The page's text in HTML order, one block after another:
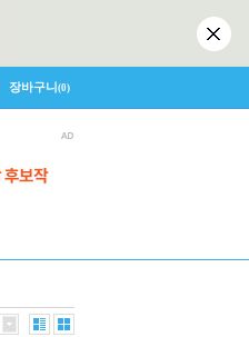
장바구니(0)